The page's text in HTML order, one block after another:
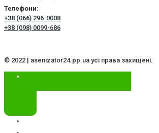
Телефони:
+38 (066) 296-0008
+38 (098) 0099-686
© 2022 | asenizator24.pp.ua усі права захищені.